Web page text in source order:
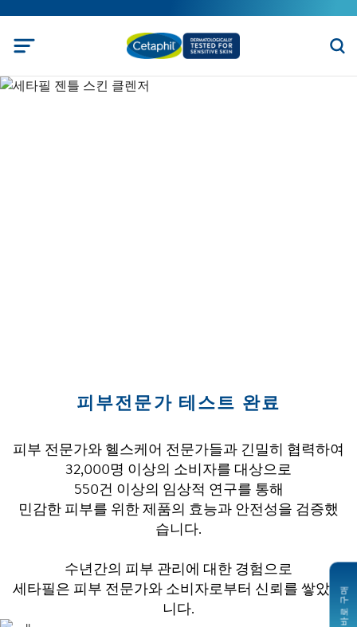
피부전문가 테스트 완료
피부 전문가와 헬스케어 전문가들과 긴밀히 협력하여
32,000명 이상의 소비자를 대상으로
550건 이상의 임상적 연구를 통해
민감한 피부를 위한 제품의 효능과 안전성을 검증했
습니다.
수년간의 피부 관리에 대한 경험으로
세타필은 피부 전문가와 소비자로부터 신뢰를 쌓았습
니다.
바로 구매